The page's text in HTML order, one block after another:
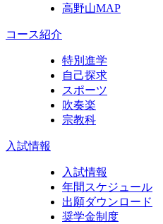
高野山MAP
コース紹介
特別進学
自己探求
スポーツ
吹奏楽
宗教科
入試情報
入試情報
年間スケジュール
出願ダウンロード
奨学金制度